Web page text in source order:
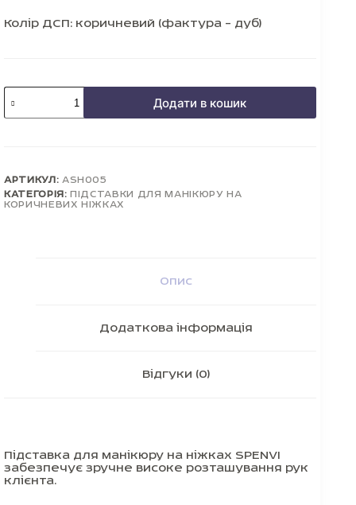
Колір ДСП: коричневий (фактура – дуб)
Підставка
для
манікюру
кількість
Додати в кошик
АРТИКУЛ: ASH005
КАТЕГОРІЯ: ПІДСТАВКИ ДЛЯ МАНІКЮРУ НА
КОРИЧНЕВИХ НІЖКАХ
Опис
Додаткова інформація
Відгуки (0)
Підставка для манікюру на ніжках SPENVI
забезпечує зручне високе розташування рук
клієнта.